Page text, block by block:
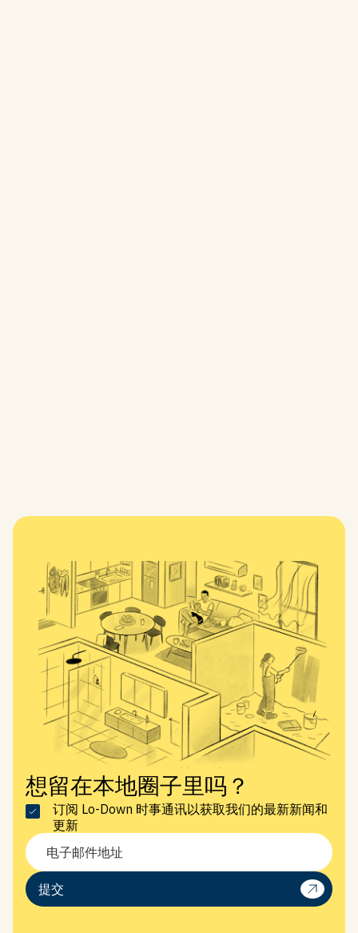
分享这篇文章
博克斯希尔 在报纸上
想留在本地圈子里吗？
订阅 Lo-Down 时事通讯以获取我们的最新新闻和
更新
提交